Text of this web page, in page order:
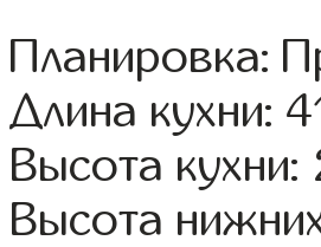
Планировка:
Длина кухни:
Высота
Высота